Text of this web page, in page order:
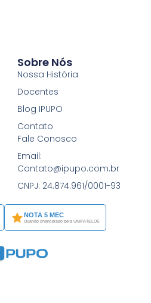
NOTA 5 MEC
Quando chancelado pela UNIFATELOS
Sobre Nós
Nossa História
Docentes
Blog IPUPO
Contato
Fale Conosco
Email:
Contato@ipupo.com.br
CNPJ: 24.874.961/0001-93